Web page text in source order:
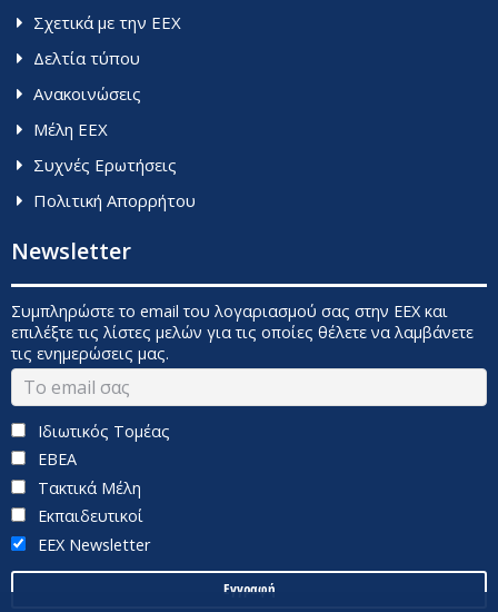
Σχετικά με την ΕΕΧ
Δελτία τύπου
Ανακοινώσεις
Μέλη ΕΕΧ
Συχνές Ερωτήσεις
Πολιτική Απορρήτου
Newsletter
Συμπληρώστε το email του λογαριασμού σας στην ΕΕΧ και
επιλέξτε τις λίστες μελών για τις οποίες θέλετε να λαμβάνετε
τις ενημερώσεις μας.
Ιδιωτικός Τομέας
ΕΒΕΑ
Τακτικά Μέλη
Εκπαιδευτικοί
EEX Newsletter